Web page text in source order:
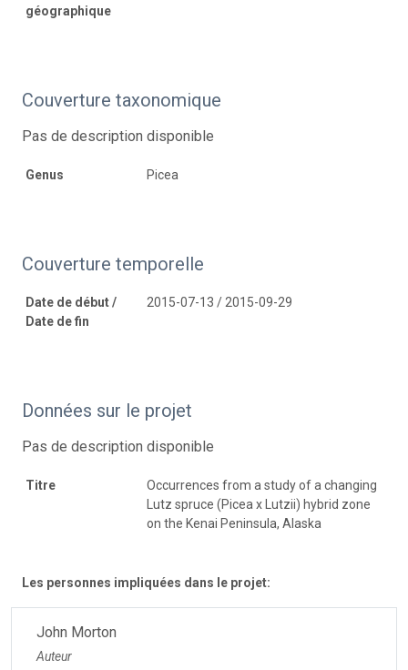
géographique
Couverture taxonomique
Pas de description disponible
Genus Picea
Couverture temporelle
Date de début /
Date de fin
2015-07-13 / 2015-09-29
Données sur le projet
Pas de description disponible
Titre
Occurrences from a study of a changing
Lutz spruce (Picea x Lutzii) hybrid zone
on the Kenai Peninsula, Alaska
Les personnes impliquées dans le projet:
John Morton
Auteur